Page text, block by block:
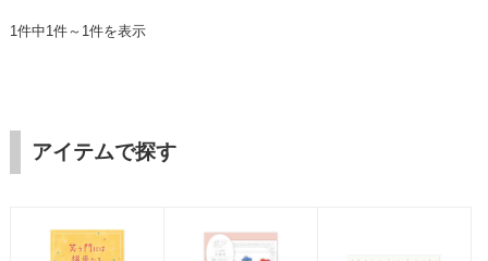
1件中1件～1件を表示
アイテムで探す